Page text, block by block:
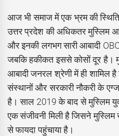
आज भी समाज में एक भ्रम की
उत्तर प्रदेश की अधिकतर मुस्लिम
और इनकी लगभग सारी आबादी
जबकि हकीकत इससे कोसों दूर है।
आबादी जनरल श्रेणी में ही शामिल
संस्थानों और सरकारी नौकरी के
है। साल 2019 के बाद से मुस्लिम
एक संजीवनी मिली है जिसने मुस्लिम
से फायदा पहुंचाया है।